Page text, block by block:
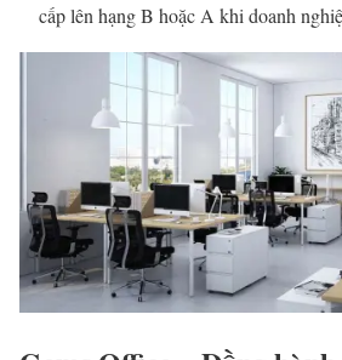
cấp lên hạng B hoặc A khi doanh